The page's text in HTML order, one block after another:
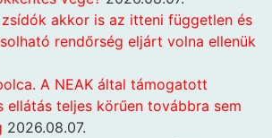
akkor is az itteni független és
rendőrség eljárt volna ellenük
A NEAK által támogatott
ellátás teljes körűen továbbra sem
2026.08.07.